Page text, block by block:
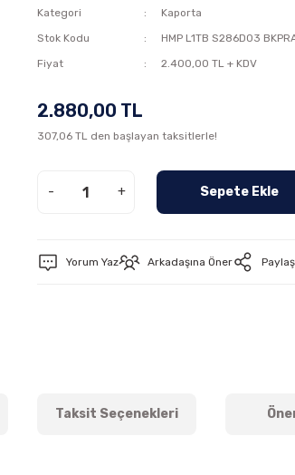
Kategori
Kaporta
Stok Kodu
HMP L1TB S286D03
Fiyat
2.400,00 TL + KDV
2.880,00 TL
307,06 TL den başlayan taksitlerle!
- + Sepete Ekle
Yorum Yaz Arkadaşına Öner Paylaş
Taksit Seçenekleri